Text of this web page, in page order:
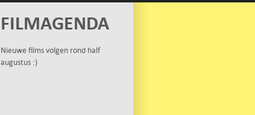
FILMAGENDA
Nieuwe films volgen rond half
augustus :)